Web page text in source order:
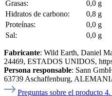
Grasas:
0,0 g
Hidratos de carbono:
0,8 g
Proteínas:
0,0 g
Sal:
0,0 g
Fabricante: Wild Earth, Daniel
24469, ESTADOS UNIDOS,
Persona responsable: Sann
63739 Aschaffenburg,
Preguntas sobre el producto